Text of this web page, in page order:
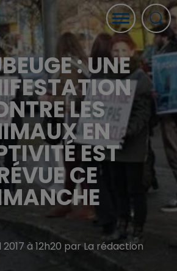
: UNE
LES
EN
EST
CE
2017 à 12h20 par La rédaction